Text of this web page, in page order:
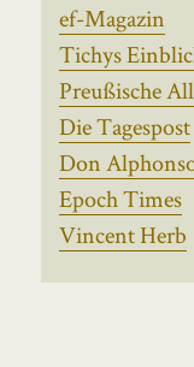
ef-Magazin
Tichys
Preußische
Die Tagespost
Don
Epoch Times
Vincent Herb